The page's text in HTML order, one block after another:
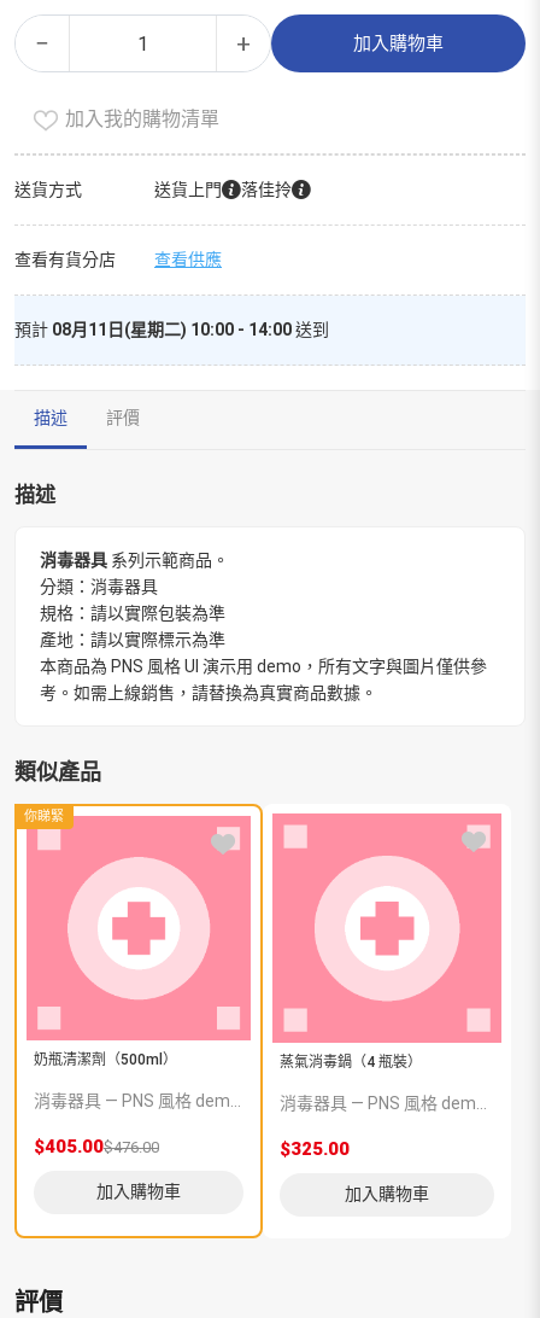
$476.00。
價
格：
$405.00。
−
奶
瓶
劑
（500ml）
+ 加入購物車
Alternative:
加入我的購物清單
送貨方式 送貨上門 落佳拎
查看有貨分店 查看供應
預計 08月11日(星期二) 10:00 - 14:00送到
描述 評價
描述
消毒器具 系列示範商品。
分類：消毒器具
規格：請以實際包裝為準
產地：請以實際標示為準
本商品為 PNS 風格 UI 演示用 demo，所有文字與圖片僅供參
考。如需上線銷售，請替換為真實商品數據。
類似產品
你睇緊
奶瓶清潔劑（500ml）
消毒器具 — PNS 風格 demo 占位商品，方便首頁與分類頁版位演示，上線前由業務替換為真實 SKU。
$405.00$476.00
加入購物車
蒸氣消毒鍋（4 瓶裝）
消毒器具 — PNS 風格 demo 占位商品，方便首頁與分類頁版位演示，上線前由業務替換為真實 SKU。
$325.00
加入購物車
評價